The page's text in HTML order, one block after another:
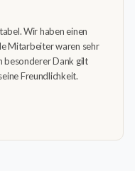
Wir haben einen
Mitarbeiter waren sehr
besonderer Dank gilt
Freundlichkeit.